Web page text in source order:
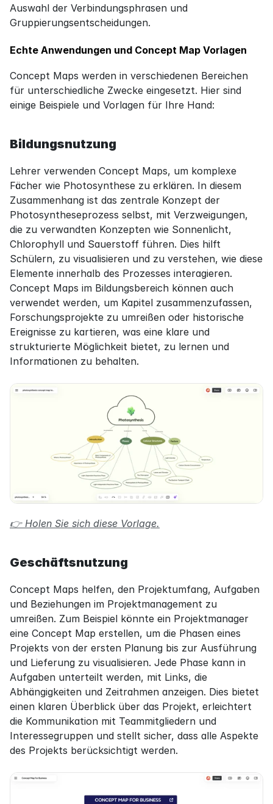
Auswahl der Verbindungsphrasen und
Gruppierungsentscheidungen.
Echte Anwendungen und Concept Map Vorlagen
Concept Maps werden in verschiedenen Bereichen
für unterschiedliche Zwecke eingesetzt. Hier sind
einige Beispiele und Vorlagen für Ihre Hand:
Bildungsnutzung
Lehrer verwenden Concept Maps, um komplexe
Fächer wie Photosynthese zu erklären. In diesem
Zusammenhang ist das zentrale Konzept der
Photosyntheseprozess selbst, mit Verzweigungen,
die zu verwandten Konzepten wie Sonnenlicht,
Chlorophyll und Sauerstoff führen. Dies hilft
Schülern, zu visualisieren und zu verstehen, wie diese
Elemente innerhalb des Prozesses interagieren.
Concept Maps im Bildungsbereich können auch
verwendet werden, um Kapitel zusammenzufassen,
Forschungsprojekte zu umreißen oder historische
Ereignisse zu kartieren, was eine klare und
strukturierte Möglichkeit bietet, zu lernen und
Informationen zu behalten.
👉 Holen Sie sich diese Vorlage.
Geschäftsnutzung
Concept Maps helfen, den Projektumfang, Aufgaben
und Beziehungen im Projektmanagement zu
umreißen. Zum Beispiel könnte ein Projektmanager
eine Concept Map erstellen, um die Phasen eines
Projekts von der ersten Planung bis zur Ausführung
und Lieferung zu visualisieren. Jede Phase kann in
Aufgaben unterteilt werden, mit Links, die
Abhängigkeiten und Zeitrahmen anzeigen. Dies bietet
einen klaren Überblick über das Projekt, erleichtert
die Kommunikation mit Teammitgliedern und
Interessegruppen und stellt sicher, dass alle Aspekte
des Projekts berücksichtigt werden.